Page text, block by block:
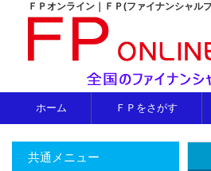
ＦＰオンライン｜ＦＰ(ファイナンシャル
ホーム ＦＰをさがす
共通メニュー